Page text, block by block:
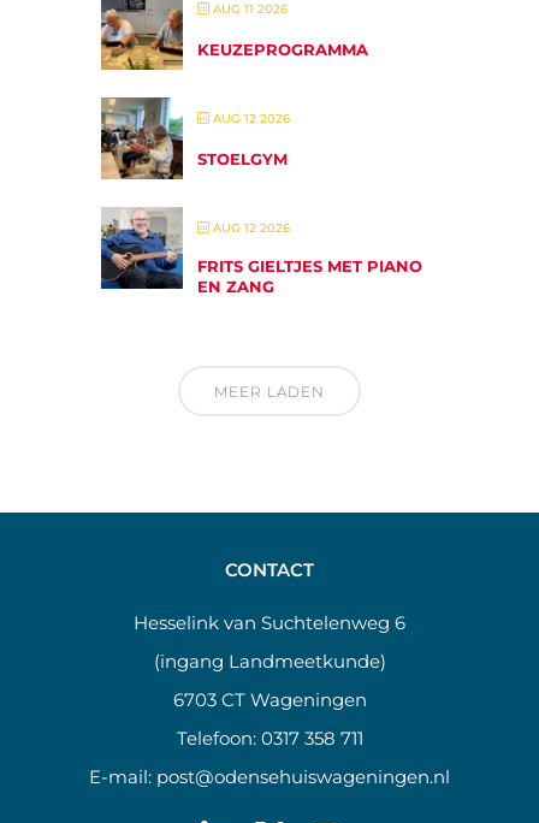
AUG 11 2026
KEUZEPROGRAMMA
AUG 12 2026
STOELGYM
AUG 12 2026
FRITS GIELTJES MET PIANO
EN ZANG
MEER LADEN
CONTACT
Hesselink van Suchtelenweg 6
(ingang Landmeetkunde)
6703 CT Wageningen
Telefoon: 0317 358 711
E-mail: post@odensehuiswageningen.nl